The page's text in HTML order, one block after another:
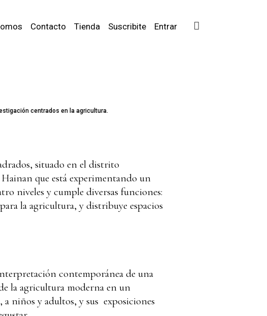
Contacto Tienda Suscribite Entrar
centrados en la agricultura.
situado en el distrito
que está experimentando un
niveles y cumple diversas funciones:
la agricultura, y distribuye espacios
contemporánea de una
la agricultura moderna en un
niños y adultos, y sus exposiciones